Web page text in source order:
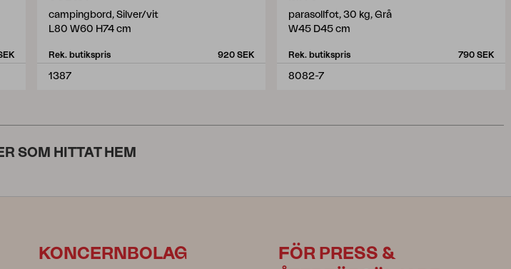
campingbord, Silver/vit
L80 W60 H74 cm
Rek. butikspris 920 SEK
1387
parasollfot, 30 kg, Grå
W45 D45 cm
Rek. butikspris 790 SEK
8082-7
SOM HITTAT HEM
KONCERNBOLAG
FÖR PRESS &